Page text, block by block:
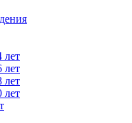
лет
лет
лет
лет